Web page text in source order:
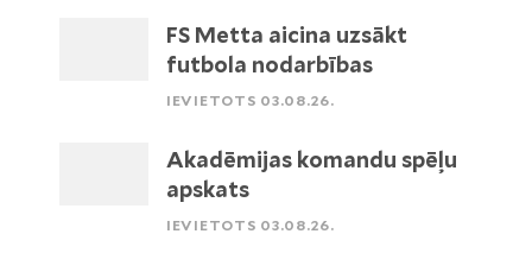
FS Metta aicina uzsākt
futbola nodarbības
IEVIETOTS 03.08.26.
Akadēmijas komandu spēļu
apskats
IEVIETOTS 03.08.26.